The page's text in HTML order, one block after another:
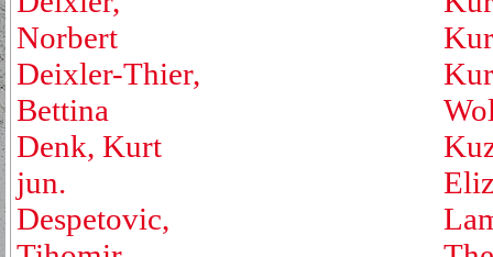
Norbert
Deixler-Thier,
Bettina
Denk, Kurt
jun.
Despetovic,